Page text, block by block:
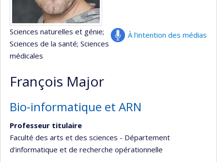
À l’intention des médias
Sciences naturelles et génie;
Sciences de la santé; Sciences
médicales
François Major
Bio-informatique et ARN
Professeur titulaire
Faculté des arts et des sciences - Département
d'informatique et de recherche opérationnelle